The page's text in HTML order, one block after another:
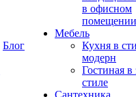
Блог
в офисном
помещении
Мебель
Кухня в
модерн
Гостиная в
стиле
Сантехника